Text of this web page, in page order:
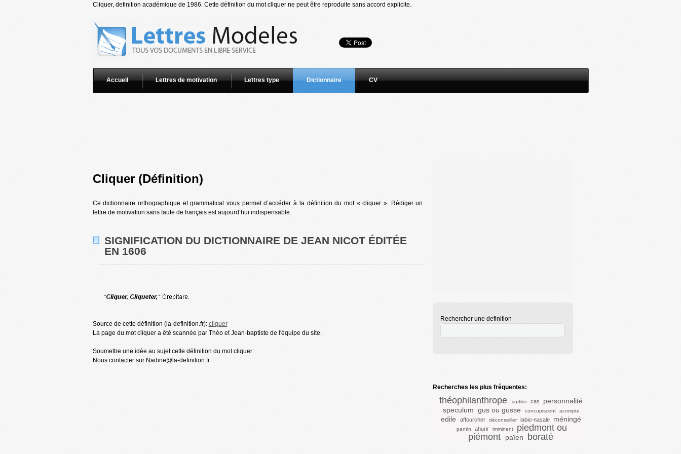
Cliquer, definition académique de 1986. Cette définition du mot cliquer ne peut être reproduite sans accord explicite.
Accueil Lettres de motivation Lettres type Dictionnaire CV
Cliquer (Définition)
Ce dictionnaire orthographique et grammatical vous permet d’accéder à la définition du mot « cliquer ». Rédiger un
lettre de motivation sans faute de français est aujourd’hui indispensable.
SIGNIFICATION DU DICTIONNAIRE DE JEAN NICOT ÉDITÉE
EN 1606
Source de cette définition (la-definition.fr): cliquer
La page du mot cliquer a été scannée par Théo et Jean-baptiste de l'équipe du site.
Soumettre une idée au sujet cette définition du mot cliquer:
Nous contacter sur Nadine@la-definition.fr
Rechercher une definition
Recherches les plus fréquentes:
théophilanthrope surfiler cas
personnalité
speculum gus ou gusse concupiscent acompte
edile affourcher déconseiller labio-nasale méningé
pantin ahurir imminent
piedmont ou
piémont
païen boraté